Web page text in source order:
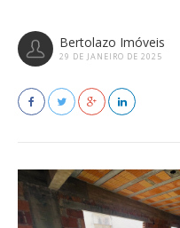
Bertolazo Imóveis
29 DE JANEIRO DE 2025